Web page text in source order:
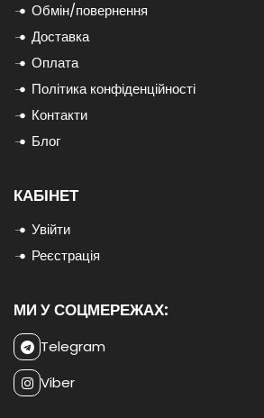
Обмін/повернення
Доставка
Оплата
Політика конфіденційності
Контакти
Блог
КАБІНЕТ
Увійти
Реєстрація
МИ У СОЦМЕРЕЖАХ:
Telegram
Viber